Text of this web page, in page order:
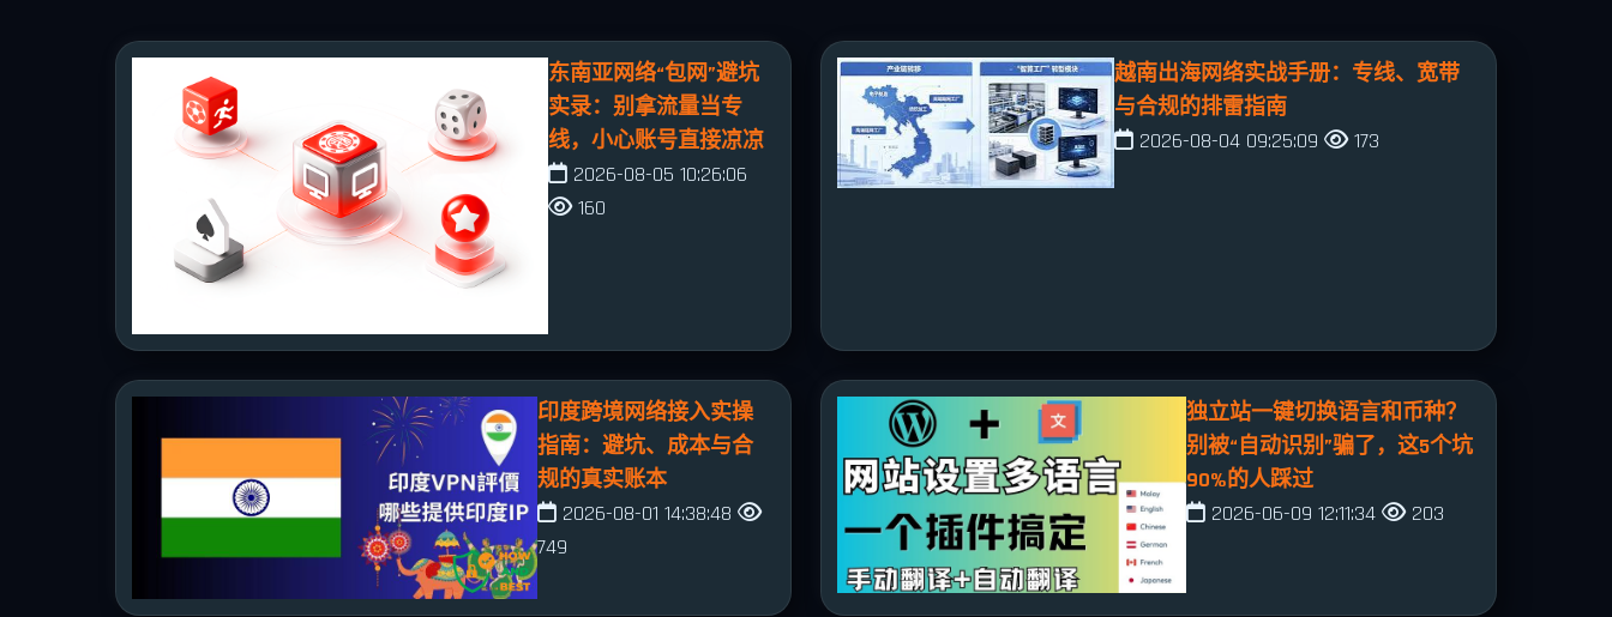
东南亚网络“包网”避坑
实录：别拿流量当专
线，小心账号直接凉凉
2026-08-05 10:26:06
160
越南出海网络实战手册：专线、宽带
与合规的排雷指南
2026-08-04 09:25:09
173
印度跨境网络接入实操
指南：避坑、成本与合
规的真实账本
2026-08-01 14:38:48
749
独立站一键切换语言和币种？
别被“自动识别”骗了，这5个坑
90%的人踩过
2026-06-09 12:11:34
203